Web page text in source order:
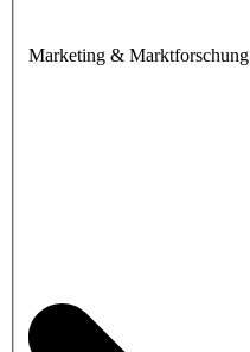
Marketing & Marktforschung